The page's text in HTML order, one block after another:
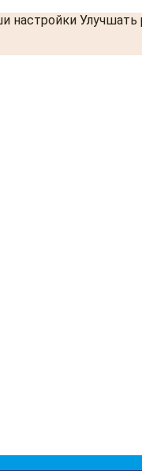
настройки